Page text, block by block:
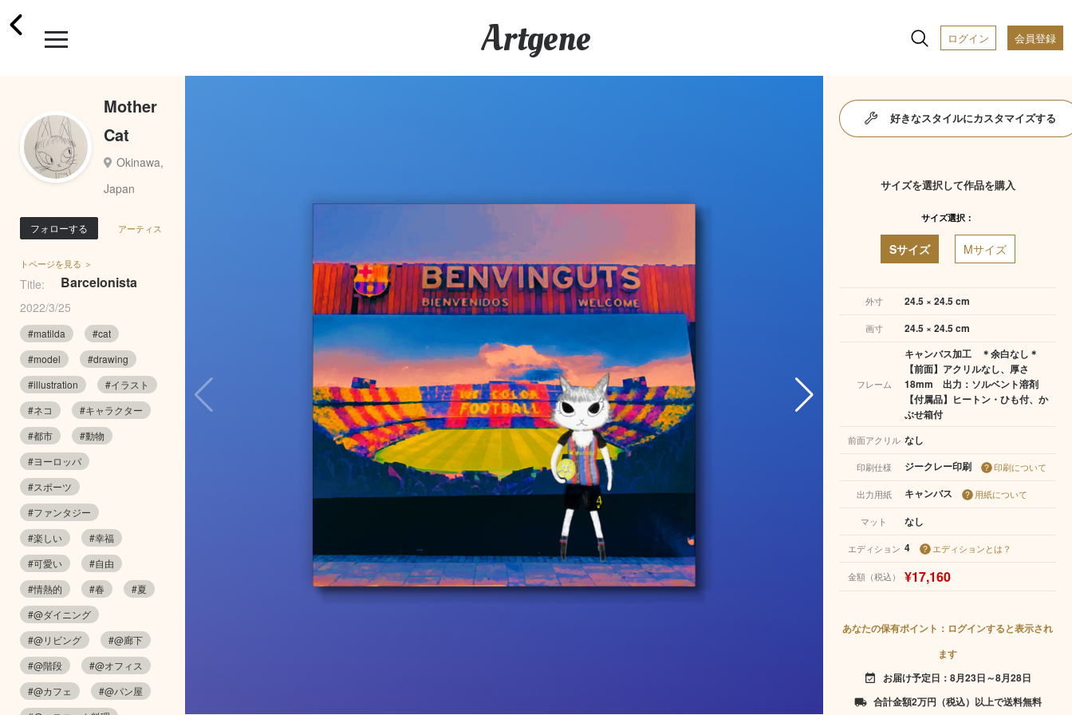
Artgene ログイン 会員登録
Mother
Cat
Okinawa,
Japan
フォローする アーティス
トページを見る ＞
Title: Barcelonista
2022/3/25
#matilda
#cat
#model
#drawing
#illustration
#イラスト
#ネコ
#キャラクター
#都市
#動物
#ヨーロッパ
#スポーツ
#ファンタジー
#楽しい
#幸福
#可愛い
#自由
#情熱的
#春
#夏
#@ダイニング
#@リビング
#@廊下
#@階段
#@オフィス
#@カフェ
#@パン屋
好きなスタイルにカスタマイズする
サイズを選択して作品を購入
サイズ選択：
Sサイズ Mサイズ
外寸 24.5 × 24.5 cm
画寸 24.5 × 24.5 cm
フレーム
キャンバス加工 ＊余白なし＊
【前面】アクリルなし、厚さ
18mm 出力：ソルベント溶剤
【付属品】ヒートン・ひも付、か
ぶせ箱付
前面アクリル なし
印刷仕様 ジークレー印刷 印刷について
出力用紙 キャンバス 用紙について
マット なし
エディション 4 エディションとは？
金額（税込） ¥17,160
あなたの保有ポイント：ログインすると表示され
ます
event_available お届け予定日：8月23日～8月28日
local_shipping 合計金額2万円（税込）以上で送料無料